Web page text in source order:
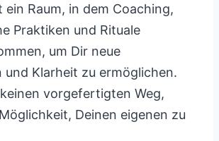
ein Raum, in dem Coaching,
Praktiken und Rituale
um Dir neue
und Klarheit zu ermöglichen.
vorgefertigten Weg,
Deinen eigenen zu